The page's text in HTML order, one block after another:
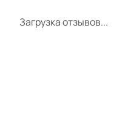
Загрузка отзывов...